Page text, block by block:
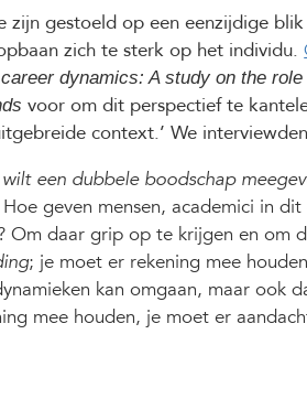
gestoeld op een eenzijdige
zich te sterk op het individu.
dynamics: A study on the
voor om dit perspectief te
context.’ We
een dubbele boodschap
geven mensen, academici in
daar grip op te krijgen en om
; je moet er rekening mee
kan omgaan, maar ook
mee houden, je moet er